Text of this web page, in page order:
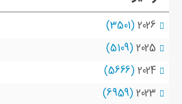
2026
(3501)
2025
(5109)
2024
(5666)
2023
(6959)